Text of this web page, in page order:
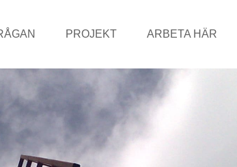
PROJEKT ARBETA HÄR